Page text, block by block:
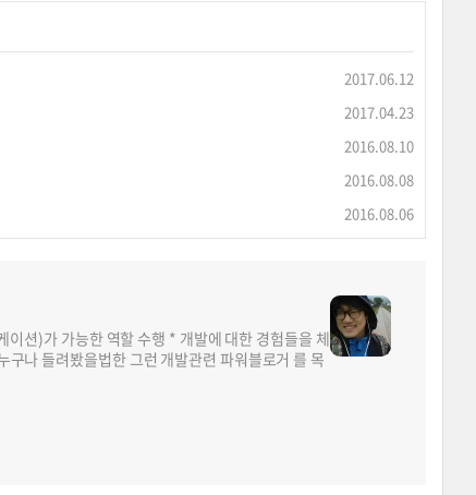
2017.06.12
2017.04.23
2016.08.10
2016.08.08
2016.08.06
션)가 가능한 역할 수행 * 개발에 대한 경험들을 체
나 들려봤을법한 그런 개발관련 파워블로거 를 목